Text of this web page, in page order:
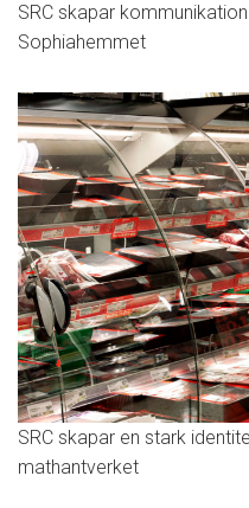
SRC skapar
Sophiahemmet
SRC skapar en stark
mathantverket